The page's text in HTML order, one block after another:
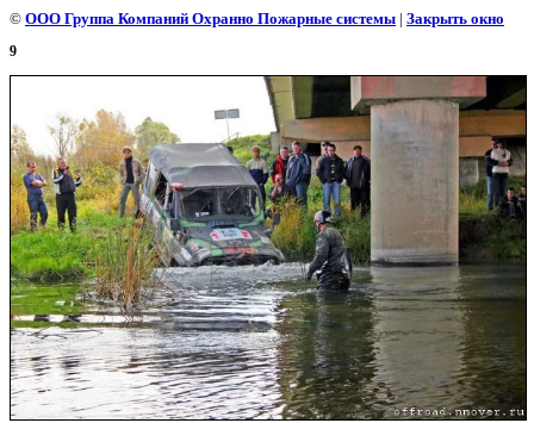
© ООО Группа Компаний Охранно Пожарные системы | Закрыть окно
9